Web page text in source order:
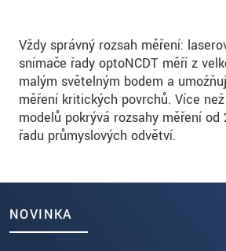
Vždy správný rozsah měření:
snímače řady optoNCDT měří z
malým světelným bodem a
měření kritických povrchů. Více
modelů pokrývá rozsahy měření
řadu průmyslových odvětví.
NOVINKA